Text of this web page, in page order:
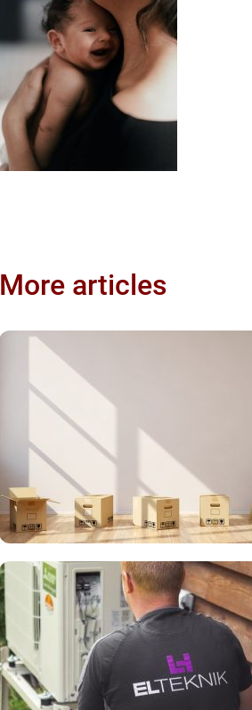
More articles